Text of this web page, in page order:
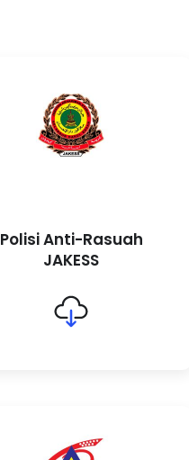
Polisi Anti-Rasuah
JAKESS